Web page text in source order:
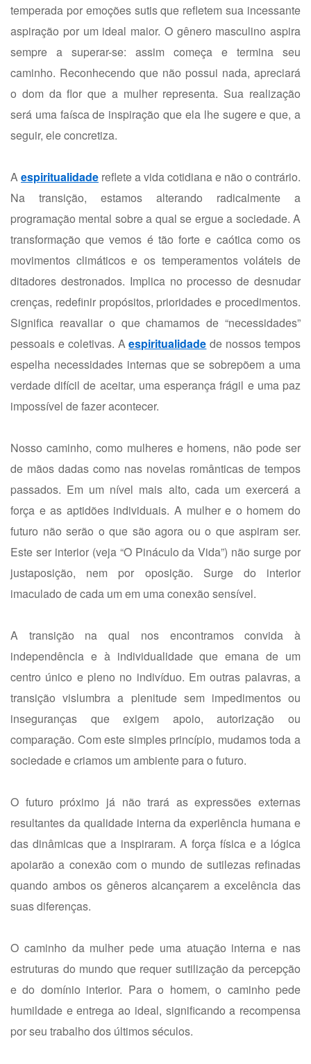
temperada por emoções sutis que refletem sua incessante
aspiração por um ideal maior. O gênero masculino aspira
sempre a superar-se: assim começa e termina seu
caminho. Reconhecendo que não possui nada, apreciará
o dom da flor que a mulher representa. Sua realização
será uma faísca de inspiração que ela lhe sugere e que, a
seguir, ele concretiza.
Aespiritualidade reflete a vida cotidiana e não o contrário.
Na transição, estamos alterando radicalmente a
programação mental sobre a qual se ergue a sociedade. A
transformação que vemos é tão forte e caótica como os
movimentos climáticos e os temperamentos voláteis de
ditadores destronados. Implica no processo de desnudar
crenças, redefinir propósitos, prioridades e procedimentos.
Significa reavaliar o que chamamos de “necessidades”
pessoais e coletivas. Aespiritualidade de nossos tempos
espelha necessidades internas que se sobrepõem a uma
verdade difícil de aceitar, uma esperança frágil e uma paz
impossível de fazer acontecer.
Nosso caminho, como mulheres e homens, não pode ser
de mãos dadas como nas novelas românticas de tempos
passados. Em um nível mais alto, cada um exercerá a
força e as aptidões individuais. A mulher e o homem do
futuro não serão o que são agora ou o que aspiram ser.
Este ser interior (veja “O Pináculo da Vida”) não surge por
justaposição, nem por oposição. Surge do interior
imaculado de cada um em uma conexão sensível.
A transição na qual nos encontramos convida à
independência e à individualidade que emana de um
centro único e pleno no indivíduo. Em outras palavras, a
transição vislumbra a plenitude sem impedimentos ou
inseguranças que exigem apoio, autorização ou
comparação. Com este simples princípio, mudamos toda a
sociedade e criamos um ambiente para o futuro.
O futuro próximo já não trará as expressões externas
resultantes da qualidade interna da experiência humana e
das dinâmicas que a inspiraram. A força física e a lógica
apoiarão a conexão com o mundo de sutilezas refinadas
quando ambos os gêneros alcançarem a excelência das
suas diferenças.
O caminho da mulher pede uma atuação interna e nas
estruturas do mundo que requer sutilização da percepção
e do domínio interior. Para o homem, o caminho pede
humildade e entrega ao ideal, significando a recompensa
por seu trabalho dos últimos séculos.